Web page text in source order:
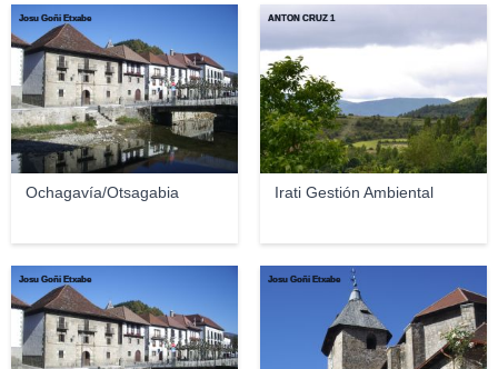
Ochagavía/Otsagabia
Josu Goñi Etxabe
Irati Gestión Ambiental
ANTON CRUZ 1
Josu Goñi Etxabe Josu Goñi Etxabe